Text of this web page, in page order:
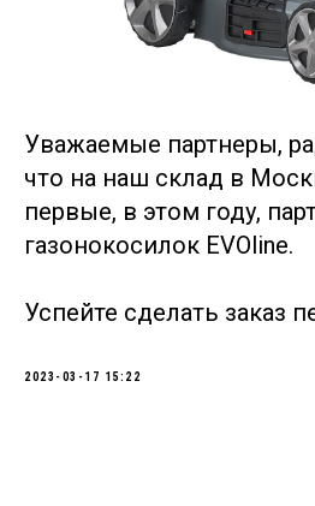
Уважаемые партнеры,
что на наш склад в
первые, в этом году,
газонокосилок EVOline.
Успейте сделать заказ
2023-03-17 15:22